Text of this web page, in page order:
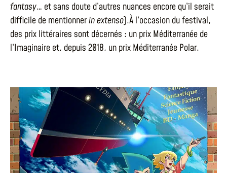
fantasy… et sans doute d’autres nuances encore qu’il serait
difficile de mentionnerin extenso).À l’occasion du festival,
des prix littéraires sont décernés : un prix Méditerranée de
l’Imaginaire et, depuis 2018, un prix Méditerranée Polar.